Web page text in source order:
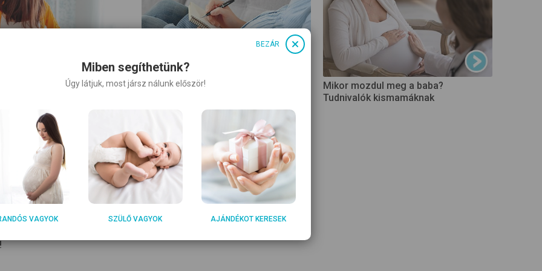
– mit jelentenek
Mire jó a szülési terv?
Mikor mozdul meg a baba?
Tudnivalók kismamáknak
a kismama
ezeket érdemes
Miben segíthetünk?
Úgy látjuk, most jársz nálunk először!
VAGYOK SZÜLŐ VAGYOK AJÁNDÉKOT KERESEK
BEZÁR